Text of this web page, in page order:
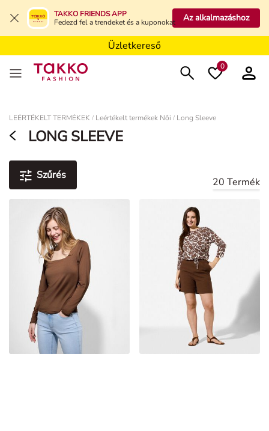
TAKKO FRIENDS APP
Fedezd fel a trendeket és a kuponokat
Az alkalmazáshoz
Üzletkereső
Üzletkereső
0
LEÉRTÉKELT TERMÉKEK / Leértékelt termékek Női / Long Sleeve
LONG SLEEVE
Szűrés
20 Termék